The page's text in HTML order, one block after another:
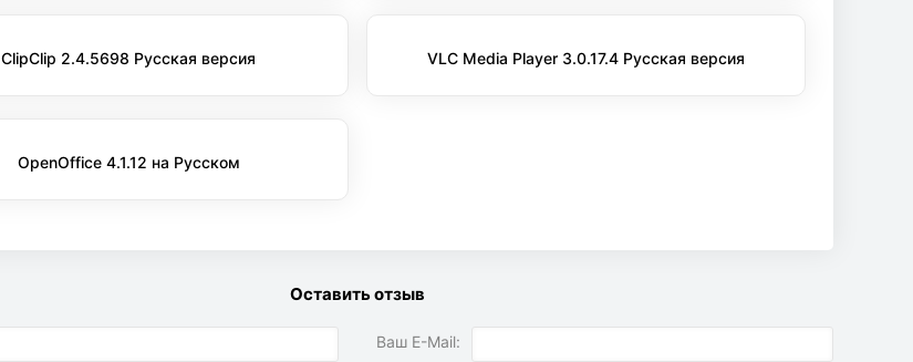
ClipClip 2.4.5698 Русская версия VLC Media Player 3.0.17.4 Русская версия
OpenOffice 4.1.12 на Русском
Оставить отзыв
Ваш E-Mail: